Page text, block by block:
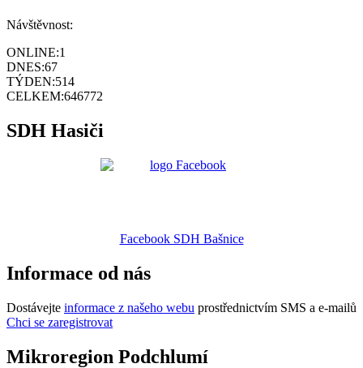
Návštěvnost:
ONLINE:1
DNES:67
TÝDEN:514
CELKEM:646772
SDH Hasiči
Facebook SDH Bašnice
Informace od nás
Dostávejte informace z našeho webu prostřednictvím SMS a e-mailů
Chci se zaregistrovat
Mikroregion Podchlumí